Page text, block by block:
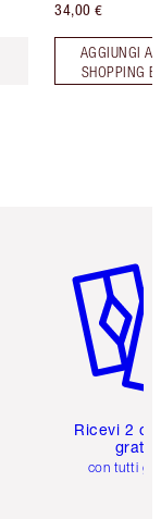
34,00 €
AGGIUNGI
SHOPPING
Ricevi 2
con tutti gli